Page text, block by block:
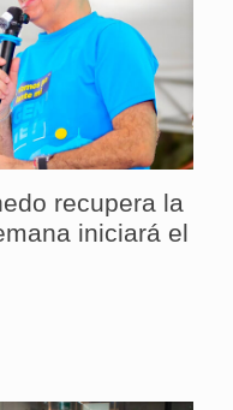
recupera la
iniciará el